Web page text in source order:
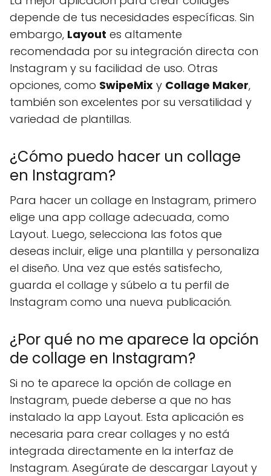
depende de tus necesidades específicas. Sin
embargo, Layout es altamente
recomendada por su integración directa con
Instagram y su facilidad de uso. Otras
opciones, como SwipeMix y Collage Maker,
también son excelentes por su versatilidad y
variedad de plantillas.
¿Cómo puedo hacer un collage
en Instagram?
Para hacer un collage en Instagram, primero
elige una app collage adecuada, como
Layout. Luego, selecciona las fotos que
deseas incluir, elige una plantilla y personaliza
el diseño. Una vez que estés satisfecho,
guarda el collage y súbelo a tu perfil de
Instagram como una nueva publicación.
¿Por qué no me aparece la opción
de collage en Instagram?
Si no te aparece la opción de collage en
Instagram, puede deberse a que no has
instalado la app Layout. Esta aplicación es
necesaria para crear collages y no está
integrada directamente en la interfaz de
Instagram. Asegúrate de descargar Layout y